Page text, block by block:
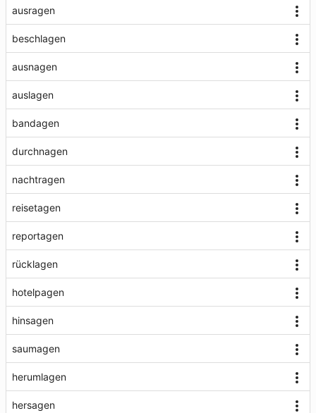
ausragen
beschlagen
ausnagen
auslagen
bandagen
durchnagen
nachtragen
reisetagen
reportagen
rücklagen
hotelpagen
hinsagen
saumagen
herumlagen
hersagen